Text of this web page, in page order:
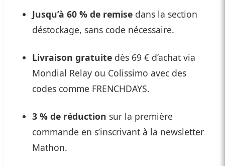
Jusqu’à 60 % de remise dans la section
déstockage, sans code nécessaire.
Livraison gratuite dès 69 € d’achat via
Mondial Relay ou Colissimo avec des
codes comme FRENCHDAYS.
3 % de réduction sur la première
commande en s’inscrivant à la newsletter
Mathon.